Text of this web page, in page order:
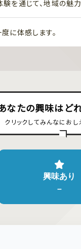
を通じて、地域の魅
に体感します。
なたの興味はどれ
クリックしてみんなにおし
興味あり
–